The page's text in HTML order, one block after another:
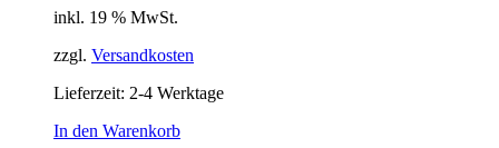
inkl. 19 % MwSt.
zzgl. Versandkosten
Lieferzeit: 2-4 Werktage
In den Warenkorb